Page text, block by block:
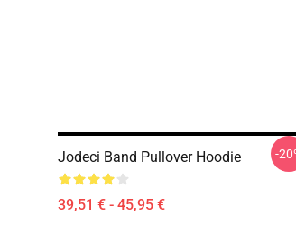
Jodeci Band Pullover Hoodie
39,51 € - 45,95 €
-